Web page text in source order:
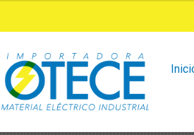
a
la
navegación
al
contenido